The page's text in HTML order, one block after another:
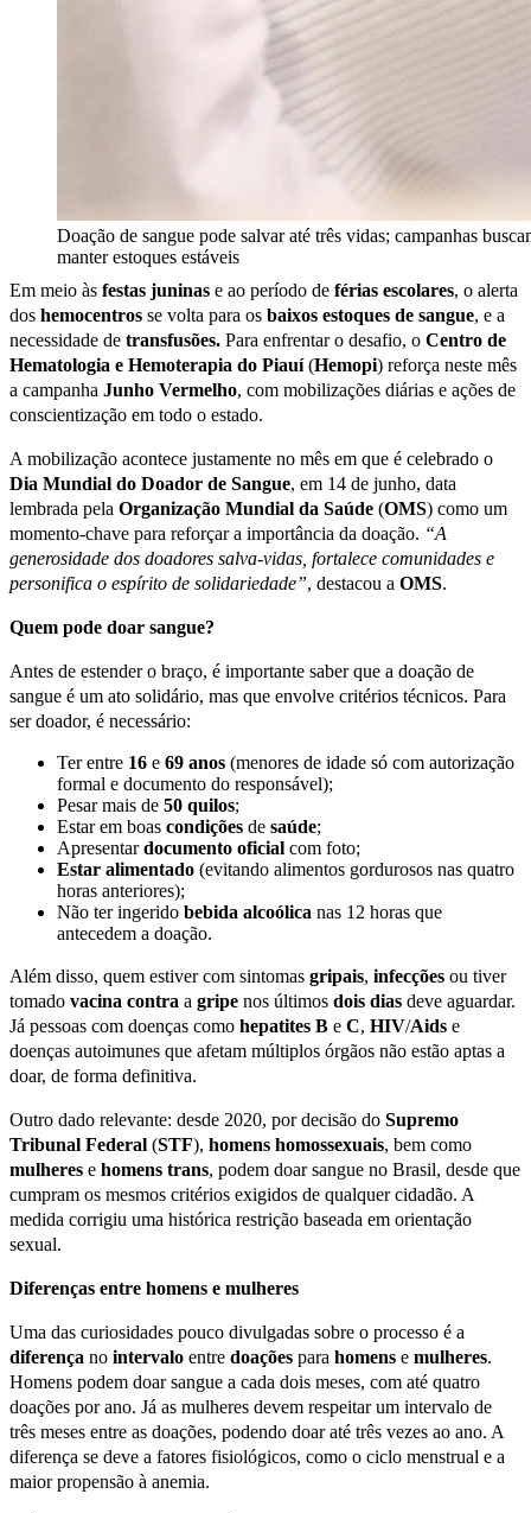
Doação de sangue pode salvar até três vidas; campanhas
manter estoques estáveis
Em meio às festas juninas e ao período de férias escolares, o alerta
dos hemocentros se volta para os baixos estoques de sangue, e a
necessidade de transfusões. Para enfrentar o desafio, o Centro de
Hematologia e Hemoterapia do Piauí(Hemopi) reforça neste mês
a campanha Junho Vermelho, com mobilizações diárias e ações de
conscientização em todo o estado.
A mobilização acontece justamente no mês em que é celebrado o
Dia Mundial do Doador de Sangue, em 14 de junho, data
lembrada pela Organização Mundial da Saúde (OMS) como um
momento-chave para reforçar a importância da doação. “A
generosidade dos doadores salva-vidas, fortalece comunidades e
personifica o espírito de solidariedade”, destacou a OMS.
Quem pode doar sangue?
Antes de estender o braço, é importante saber que a doação de
sangue é um ato solidário, mas que envolve critérios técnicos. Para
ser doador, é necessário:
Ter entre 16 e 69 anos (menores de idade só com autorização
formal e documento do responsável);
Pesar mais de 50 quilos;
Estar em boas condições de saúde;
Apresentardocumento oficial com foto;
Estar alimentado (evitando alimentos gordurosos nas quatro
horas anteriores);
Não ter ingerido bebida alcoólica nas 12 horas que
antecedem a doação.
Além disso, quem estiver com sintomas gripais, infecções ou tiver
tomado vacina contra a gripe nos últimos dois dias deve aguardar.
Já pessoas com doenças como hepatites B e C, HIV/Aids e
doenças autoimunes que afetam múltiplos órgãos não estão aptas a
doar, de forma definitiva.
Outro dado relevante: desde 2020, por decisão do Supremo
Tribunal Federal (STF), homens homossexuais, bem como
mulheres e homens trans, podem doar sangue no Brasil, desde que
cumpram os mesmos critérios exigidos de qualquer cidadão. A
medida corrigiu uma histórica restrição baseada em orientação
sexual.
Diferenças entre homens e mulheres
Uma das curiosidades pouco divulgadas sobre o processo é a
diferença no intervalo entre doações para homens e mulheres.
Homens podem doar sangue a cada dois meses, com até quatro
doações por ano. Já as mulheres devem respeitar um intervalo de
três meses entre as doações, podendo doar até três vezes ao ano. A
diferença se deve a fatores fisiológicos, como o ciclo menstrual e a
maior propensão à anemia.